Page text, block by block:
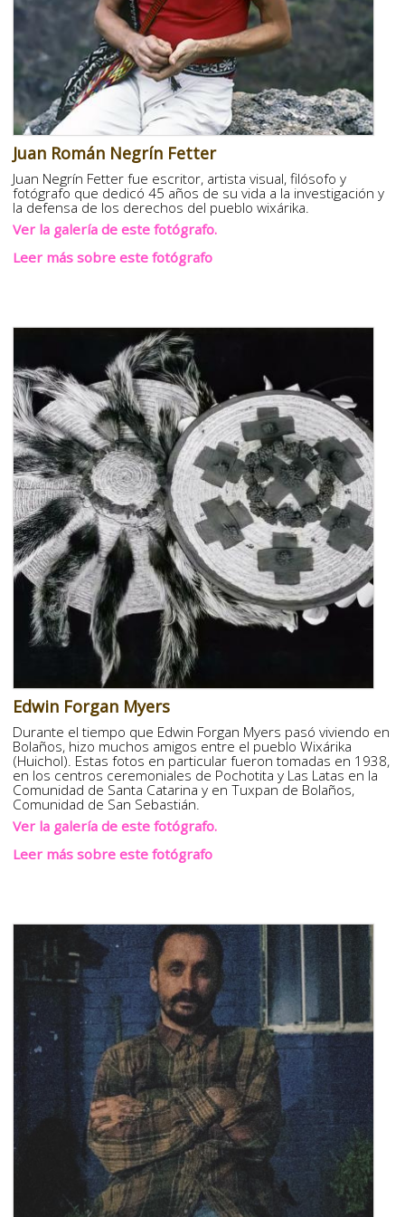
Juan Román Negrín Fetter
Juan Negrín Fetter fue escritor, artista visual, filósofo y
fotógrafo que dedicó 45 años de su vida a la investigación y
la defensa de los derechos del pueblo wixárika.
Ver la galería de este fotógrafo.
Leer más sobre este fotógrafo
Edwin Forgan Myers
Durante el tiempo que Edwin Forgan Myers pasó viviendo en
Bolaños, hizo muchos amigos entre el pueblo Wixárika
(Huichol). Estas fotos en particular fueron tomadas en 1938,
en los centros ceremoniales de Pochotita y Las Latas en la
Comunidad de Santa Catarina y en Tuxpan de Bolaños,
Comunidad de San Sebastián.
Ver la galería de este fotógrafo.
Leer más sobre este fotógrafo